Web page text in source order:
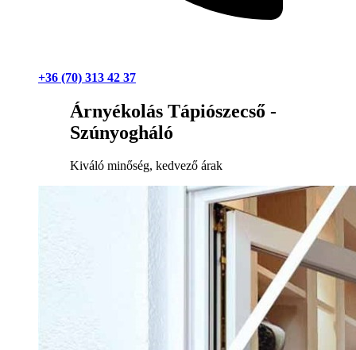
+36 (70) 313 42 37
Árnyékolás Tápiószecső -
Szúnyogháló
Kiváló minőség, kedvező árak